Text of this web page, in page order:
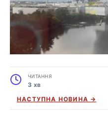
ЧИТАННЯ
3 хв
НАСТУПНА НОВИНА →